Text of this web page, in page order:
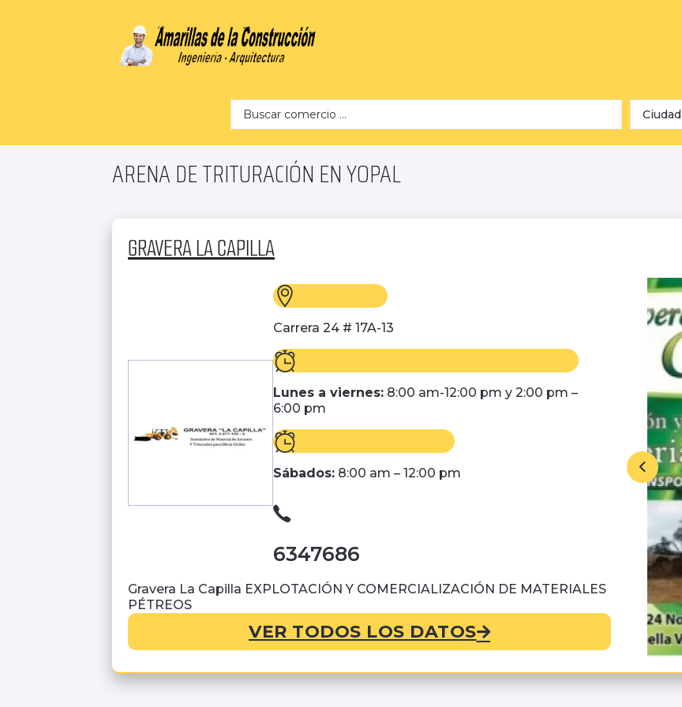
Search …
Ciudad
ARENA DE TRITURACIÓN EN YOPAL
GRAVERA LA CAPILLA
Carrera 24 # 17A-13
Lunes a viernes:8:00 am-12:00 pm y 2:00 pm –
6:00 pm
Sábados:8:00 am – 12:00 pm
6347686
Gravera La Capilla EXPLOTACIÓN Y COMERCIALIZACIÓN DE MATERIALES
PÉTREOS
VER TODOS LOS DATOS